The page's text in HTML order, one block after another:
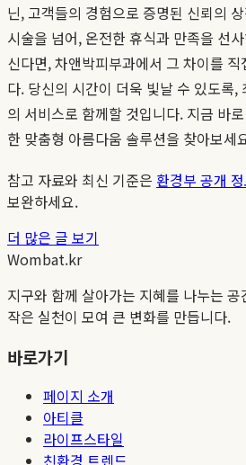
닌, 고객들의 경험으로 증명된 신뢰의
시술을 넘어, 온전한 휴식과 만족을 선
신다면, 차앤박피부과에서 그 차이를
다. 당신의 시간이 더욱 빛날 수 있도록,
의 서비스로 함께할 것입니다. 지금 바
한 맞춤형 아름다움 솔루션을 찾아보세
참고 자료와 최신 기준은 환경부 공개
보완하세요.
더 많은 글 보기
Wombat.kr
지구와 함께 살아가는 지혜를 나누는 공
작은 실천이 모여 큰 변화를 만듭니다.
바로가기
페이지 소개
아티클
라이프스타일